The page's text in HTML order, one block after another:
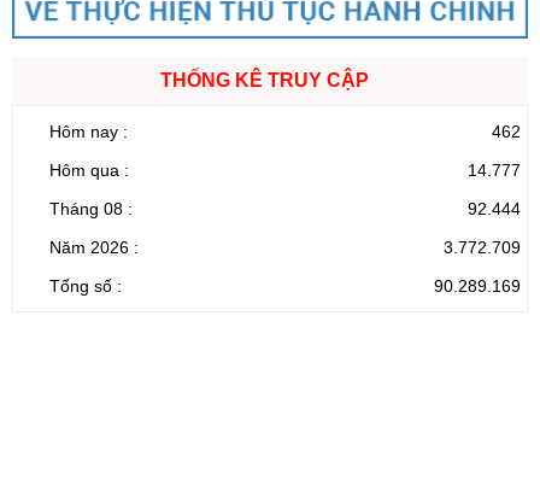
THỐNG KÊ TRUY CẬP
Hôm nay :
462
Hôm qua :
14.777
Tháng 08 :
92.444
Năm 2026 :
3.772.709
Tổng số :
90.289.169